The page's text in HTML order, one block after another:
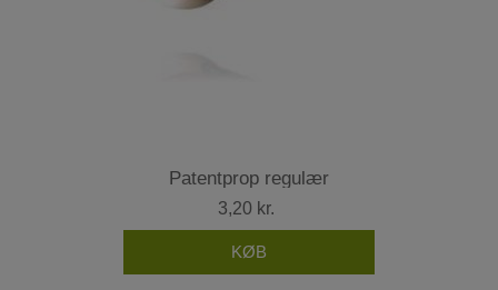
Patentprop regulær
3,20 kr.